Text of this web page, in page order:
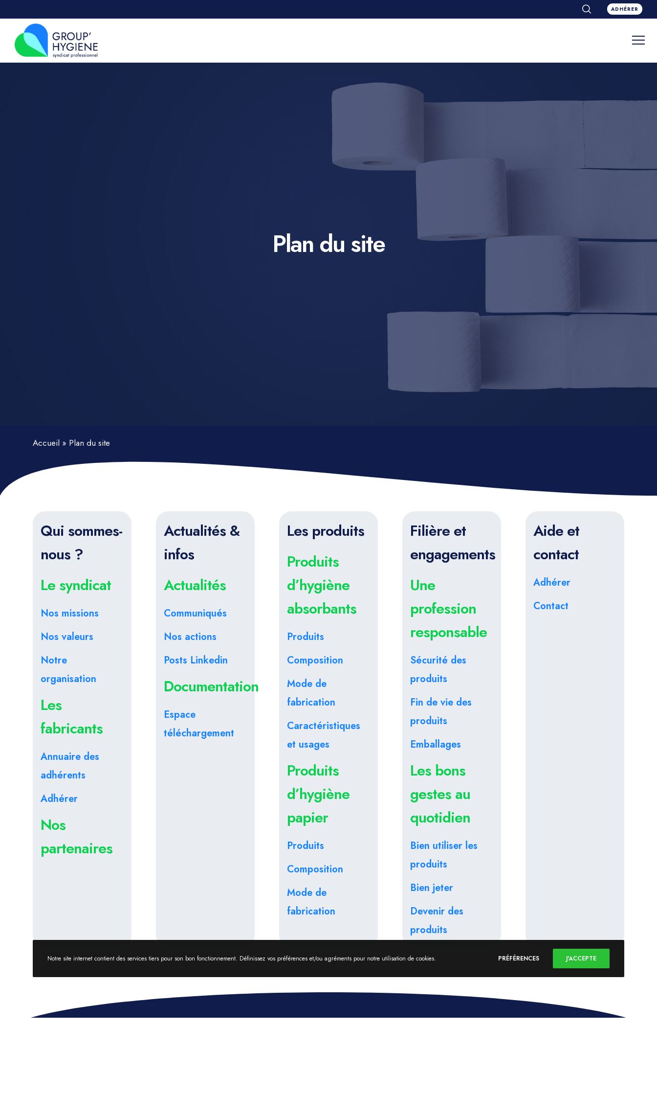
ADHÉRER
Plan du site
Accueil » Plan du site
Qui sommes-
nous ?
Le syndicat
Nos missions
Nos valeurs
Notre
organisation
Les
fabricants
Annuaire des
adhérents
Adhérer
Nos
partenaires
Actualités &
infos
Actualités
Communiqués
Nos actions
Posts Linkedin
Documentation
Espace
téléchargement
Les produits
Produits
d’hygiène
absorbants
Produits
Composition
Mode de
fabrication
Caractéristiques
et usages
Produits
d’hygiène
papier
Produits
Composition
Mode de
fabrication
Filière et
engagements
Une
profession
responsable
Sécurité des
produits
Fin de vie des
produits
Emballages
Les bons
gestes au
quotidien
Bien utiliser les
produits
Bien jeter
Devenir des
produits
Aide et
contact
Adhérer
Contact
Notre site internet contient des services tiers pour son bon fonctionnement. Définissez vos préférences et/ou agréments pour notre utilisation de cookies. PRÉFÉRENCES J'ACCEPTE